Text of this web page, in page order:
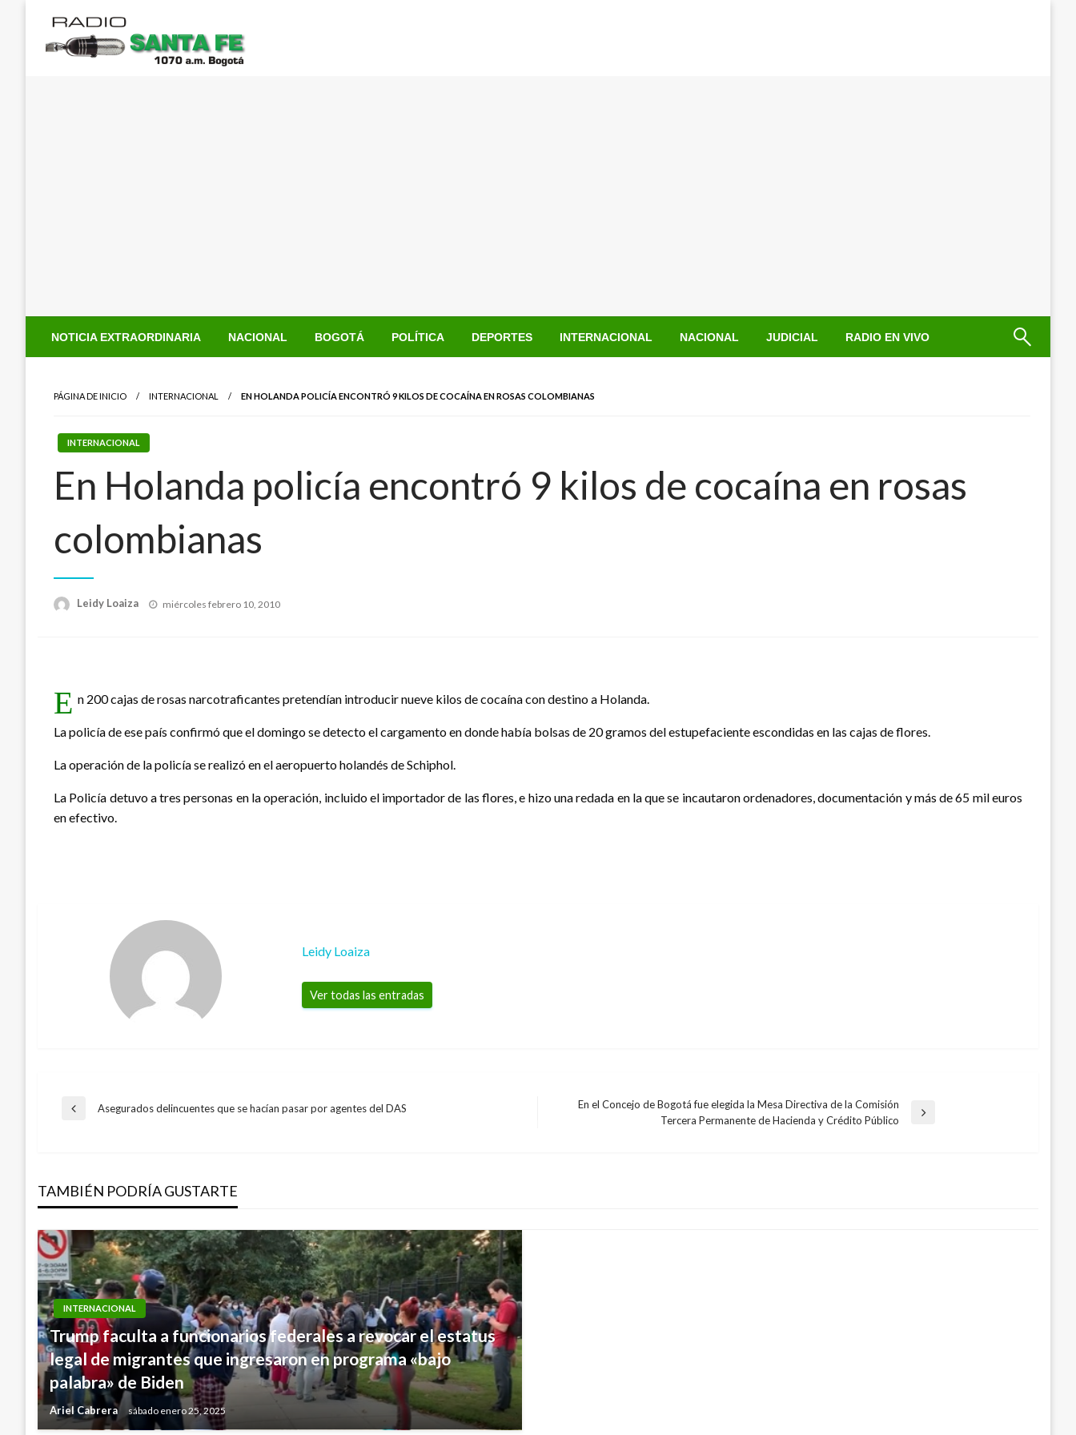
contenido
NOTICIA EXTRAORDINARIA NACIONAL BOGOTÁ POLÍTICA DEPORTES INTERNACIONAL NACIONAL JUDICIAL RADIO EN VIVO
PÁGINA DE INICIO INTERNACIONAL EN HOLANDA POLICÍA ENCONTRÓ 9 KILOS DE COCAÍNA EN ROSAS COLOMBIANAS
INTERNACIONAL
En Holanda policía encontró 9 kilos de cocaína en rosas
colombianas
Leidy Loaiza
Publicado
miércoles febrero 10, 2010
E n 200 cajas de rosas narcotraficantes pretendían introducir nueve kilos de cocaína con destino a Holanda.
La policía de ese país confirmó que el domingo se detecto el cargamento en donde había bolsas de 20 gramos del estupefaciente escondidas en las cajas de flores.
La operación de la policía se realizó en el aeropuerto holandés de Schiphol.
La Policía detuvo a tres personas en la operación, incluido el importador de las flores, e hizo una redada en la que se incautaron ordenadores, documentación y más de 65 mil euros
en efectivo.
Leidy Loaiza
Ver todas las entradas
Navegación
entradas
Entrada
Asegurados delincuentes que se hacían pasar por agentes del DAS
En el Concejo de Bogotá fue elegida la Mesa Directiva de la Comisión
Tercera Permanente de Hacienda y Crédito Público
TAMBIÉN PODRÍA GUSTARTE
INTERNACIONAL
Trump faculta a funcionarios federales a revocar el estatus
legal de migrantes que ingresaron en programa «bajo
palabra» de Biden
Ariel Cabrera sábado enero 25, 2025